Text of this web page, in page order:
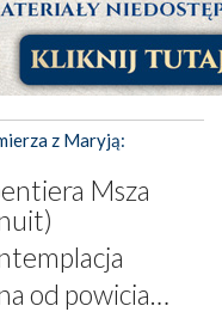
z Maryją:
Msza
od powicia…